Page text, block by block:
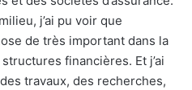
j’ai pu voir que
de très important dans la
financières. Et j’ai
travaux, des recherches,